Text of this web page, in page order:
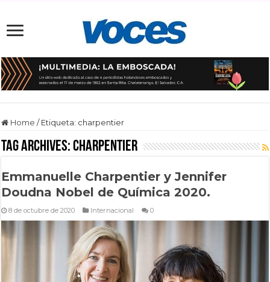
Home / Etiqueta: charpentier
Tag Archives:charpentier
Emmanuelle Charpentier y Jennifer
Doudna Nobel de Química 2020.
8 de octubre de 2020 Internacional 0